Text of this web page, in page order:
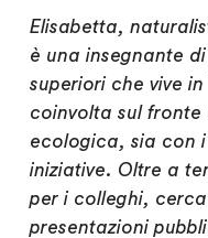
Elisabetta,
è una insegnante
superiori che vive
coinvolta sul
ecologica, sia con
iniziative. Oltre a
per i colleghi,
presentazioni